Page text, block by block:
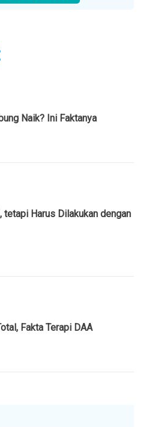
Naik? Ini Faktanya
Harus Dilakukan dengan
Fakta Terapi DAA